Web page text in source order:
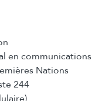
en communications
Nations
244